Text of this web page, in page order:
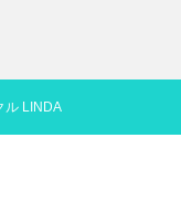
LINDA